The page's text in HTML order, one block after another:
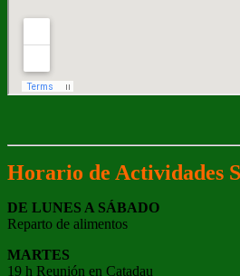
Horario de Actividades
DE LUNES A SÁBADO
Reparto de alimentos
MARTES
19 h Reunión en Catadau